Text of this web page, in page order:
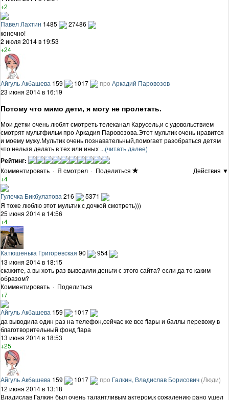
+2
Павел Лахтин 1485
27486
конечно!
2 июля 2014 в 19:53
+24
Айгуль Акбашева 159 1017 про Аркадий Паровозов
23 июня 2014 в 16:19
Потому что мимо дети, я могу не пролетать.
Мои детки очень любят смотреть телеканал Карусель,и с удовольствием
смотрят мультфильм про Аркадия Паровозова.Этот мультик очень нравится
и моему мужу.Мультик очень познавательный,помогает разобраться детям
что нельзя делать в тех или иных ...(читать далее)
Рейтинг:
Комментировать · Я смотрел · Поделиться
Действия ▼
+4
Гулечка Бикбулатова 216
5371
Я тоже люблю этот мультик с дочкой смотреть)))
25 июня 2014 в 14:56
+4
Катюшенька Григоревская 90
954
13 июня 2014 в 18:15
скажите, а вы хоть раз выводили деньги с этого сайта? если да то каким
образом?
Комментировать · Поделиться
+7
Айгуль Акбашева 159
1017
да выводила один раз на телефон,сейчас же все flapы и баллы перевожу в
благотворительный фонд flapа
13 июня 2014 в 18:53
+25
Айгуль Акбашева 159 1017 про Галкин, Владислав Борисович (Люди)
12 июня 2014 в 13:18
Владислав Галкин был очень талантливым актером,к сожалению рано ушел